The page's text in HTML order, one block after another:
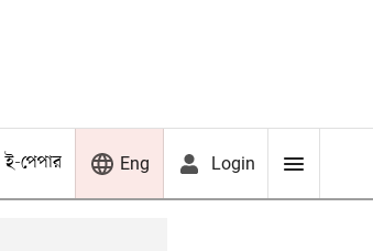
ই-পেপার Eng Login